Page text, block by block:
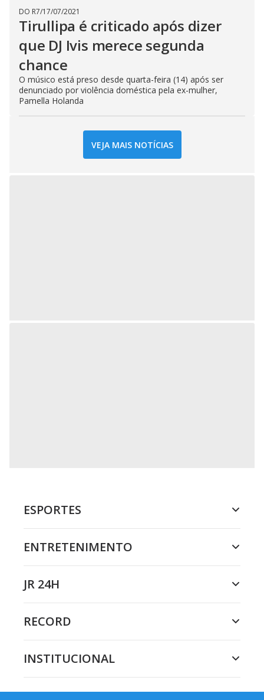
DO R7/17/07/2021
Tirullipa é criticado após dizer
que DJ Ivis merece segunda
chance
O músico está preso desde quarta-feira (14) após ser
denunciado por violência doméstica pela ex-mulher,
Pamella Holanda
VEJA MAIS NOTÍCIAS
ESPORTES
ENTRETENIMENTO
JR 24H
RECORD
INSTITUCIONAL